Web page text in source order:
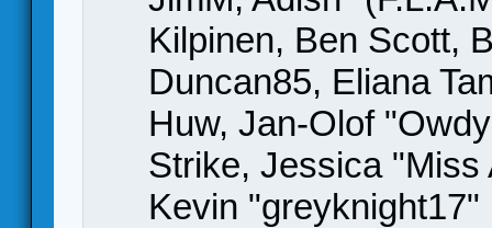
Kilpinen, Ben Scott,
Duncan85, Eliana
Huw, Jan-Olof
Strike, Jessica
Kevin